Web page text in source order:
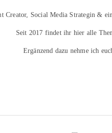
Social Media Strategin &
Seit 2017 findet ihr hier alle
Ergänzend dazu nehme ich